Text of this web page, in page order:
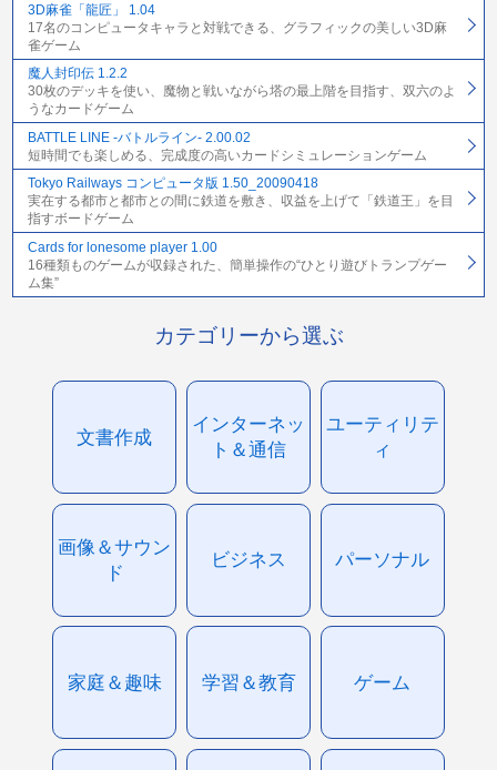
3D麻雀「龍匠」 1.04
17名のコンピュータキャラと対戦できる、グラフィックの美しい3D麻
雀ゲーム
魔人封印伝 1.2.2
30枚のデッキを使い、魔物と戦いながら塔の最上階を目指す、双六のよ
うなカードゲーム
BATTLE LINE -バトルライン- 2.00.02
短時間でも楽しめる、完成度の高いカードシミュレーションゲーム
Tokyo Railways コンピュータ版 1.50_20090418
実在する都市と都市との間に鉄道を敷き、収益を上げて「鉄道王」を目
指すボードゲーム
Cards for lonesome player 1.00
16種類ものゲームが収録された、簡単操作の“ひとり遊びトランプゲー
ム集”
カテゴリーから選ぶ
文書作成
インターネッ
ト＆通信
ユーティリテ
ィ
画像＆サウン
ド
ビジネス パーソナル
家庭＆趣味 学習＆教育 ゲーム